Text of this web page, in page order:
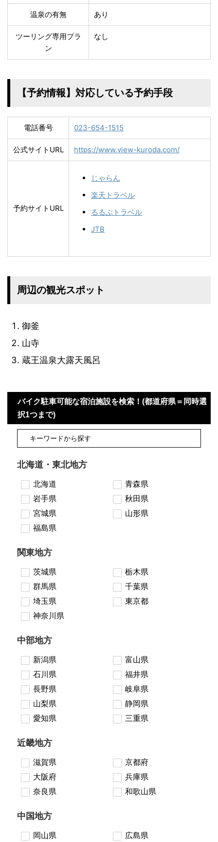
温泉の有無 あり
ツーリング専用プラ
ン
なし
【予約情報】対応している予約手段
電話番号 023-654-1515
公式サイトURL https://www.view-kuroda.com/
予約サイトURL
じゃらん
楽天トラベル
るるぶトラベル
JTB
周辺の観光スポット
御釜
山寺
蔵王温泉大露天風呂
バイク駐車可能な宿泊施設を検索！(都道府県＝同時選
択1つまで)
北海道・東北地方
北海道
青森県
岩手県
秋田県
宮城県
山形県
福島県
関東地方
茨城県
栃木県
群馬県
千葉県
埼玉県
東京都
神奈川県
中部地方
新潟県
富山県
石川県
福井県
長野県
岐阜県
山梨県
静岡県
愛知県
三重県
近畿地方
滋賀県
京都府
大阪府
兵庫県
奈良県
和歌山県
中国地方
岡山県 広島県